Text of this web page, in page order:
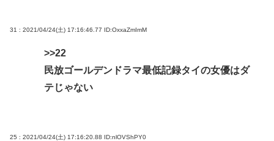
31 : 2021/04/24(土) 17:16:46.77 ID:OxxaZmImM
>>22
民放ゴールデンドラマ最低記録タイの女優はダ
テじゃない
25 : 2021/04/24(土) 17:16:20.88 ID:nlOVShPY0